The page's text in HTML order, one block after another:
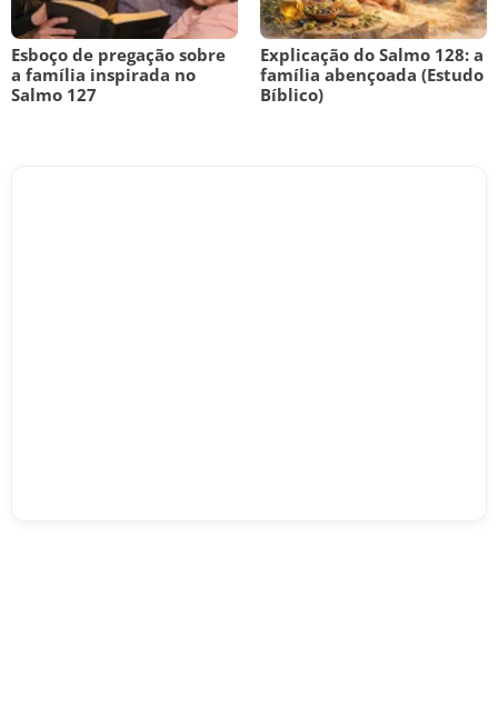
Esboço de pregação sobre
a família inspirada no
Salmo 127
Explicação do Salmo 128: a
família abençoada (Estudo
Bíblico)